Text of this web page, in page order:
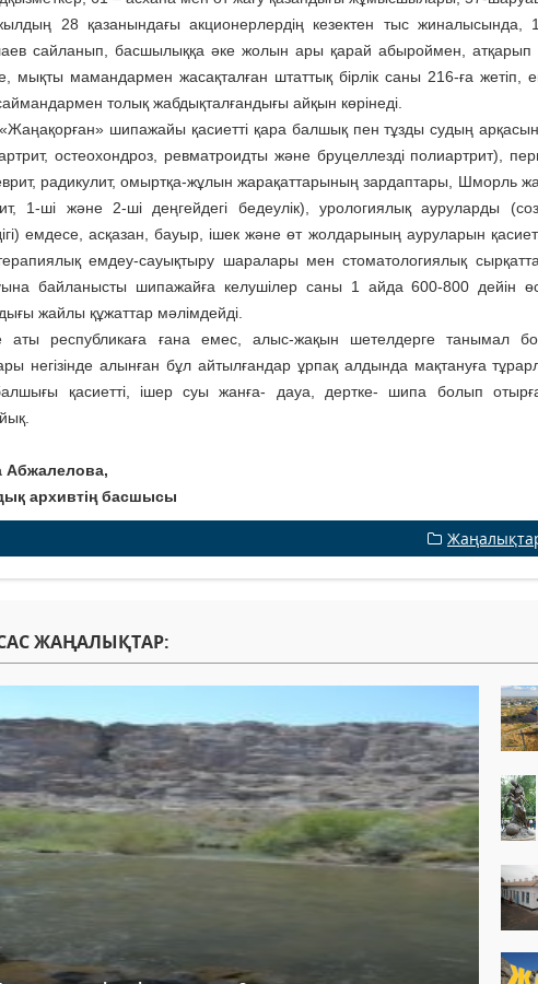
28 қазанындағы акцио­нерлердің кезектен тыс жиналысында,
сайланып, басшылыққа әке жолын ары қарай абыроймен, атқарып
мықты мамандармен жасақталған штаттық бірлік саны 216-ға жетіп,
толық жабдықталғандығы айқын көрінеді.
«Жаңақорған» шипажайы қасиетті қара балшық пен тұзды судың
остеохондроз, ревматроидты және бруцеллезді полиартрит),
радикулит, омыртқа-жұлын жарақаттарының зардаптары, Шморль
1-ші және 2-ші деңгейдегі бедеулік), урологиялық ауруларды
емдесе, асқазан, бауыр, ішек және өт жолдарының ауруларын
емдеу-сауықтыру шаралары мен стоматологиялық
байланысты шипажайға келушілер саны 1 айда 600-800 дейін
жайлы құжаттар мәлімдейді.
аты республикаға ғана емес, алыс-жақын шетелдерге танымал
негізінде алынған бұл айтылғандар ұрпақ алдында мақтануға
қасиетті, ішер суы жанға- дауа, дертке- шипа болып
Абжалелова,
архивтің басшысы
ЖАҢАЛЫҚТАР: